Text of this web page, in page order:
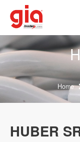
Home
HUBER